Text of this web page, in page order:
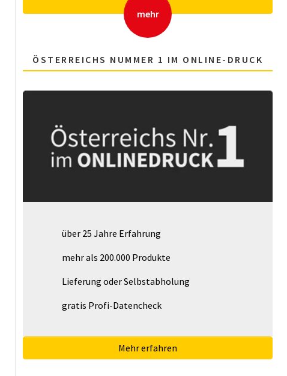
mehr
ÖSTERREICHS NUMMER 1 IM ONLINE-DRUCK
über 25 Jahre Erfahrung
mehr als 200.000 Produkte
Lieferung oder Selbstabholung
gratis Profi-Datencheck
Mehr erfahren